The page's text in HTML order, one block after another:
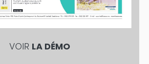
VOIR LA DÉMO